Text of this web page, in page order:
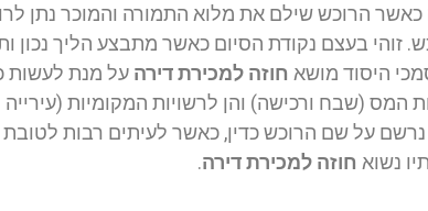
כאשר הרוכש שילם את מלוא התמורה והמוכר נתן
זוהי בעצם נקודת הסיום כאשר מתבצע הליך נכון
היסוד מושא חוזה למכירת דירה על מנת לעשות
המס (שבח ורכישה) והן לרשויות המקומיות
על שם הרוכש כדין, כאשר לעיתים רבות
נשוא חוזה למכירת דירה.